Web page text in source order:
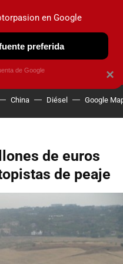
OBSERVATORIO
China Diésel Google
de euros
de peaje
×
en Google
preferida
de Google